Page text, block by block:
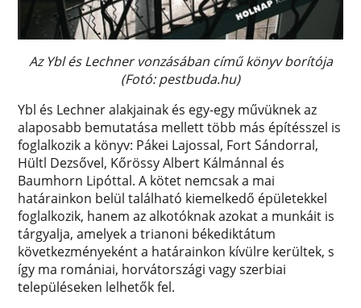
Az Ybl és Lechner vonzásában című könyv borítója
(Fotó: pestbuda.hu)
Ybl és Lechner alakjainak és egy-egy művüknek az
alaposabb bemutatása mellett több más építésszel is
foglalkozik a könyv: Pákei Lajossal, Fort Sándorral,
Hültl Dezsővel, Kőrössy Albert Kálmánnal és
Baumhorn Lipóttal. A kötet nemcsak a mai
határainkon belül található kiemelkedő épületekkel
foglalkozik, hanem az alkotóknak azokat a munkáit is
tárgyalja, amelyek a trianoni békediktátum
következményeként a határainkon kívülre kerültek, s
így ma romániai, horvátországi vagy szerbiai
településeken lelhetők fel.